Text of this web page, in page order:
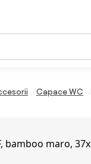
Capace WC